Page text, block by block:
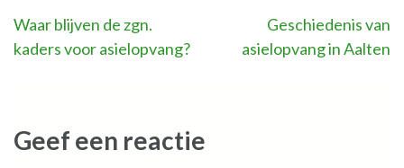
Bericht
navigatie
Waar blijven de zgn.
kaders voor asielopvang?
Geschiedenis van
asielopvang in Aalten
Geef een reactie